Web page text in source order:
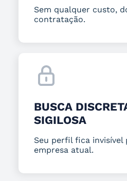
Sem qualquer custo,
contratação.
BUSCA
SIGILOSA
Seu perfil fica invisível
empresa atual.